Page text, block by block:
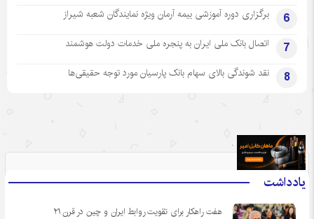
6 برگزاری دوره آموزشی بیمه آرمان ویژه نمایندگان شعبه شیراز
7 اتصال بانک ملی ایران به پنجره ملی خدمات دولت هوشمند
8 نقد شوندگی بالای سهام بانک پارسیان مورد توجه حقیقی‌ها
یادداشت
هفت راهکار برای تقویت روابط ایران و چین در قرن ۲۱
.